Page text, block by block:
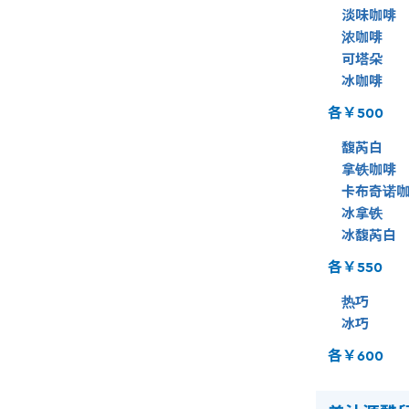
淡味咖啡
浓咖啡
可塔朵
冰咖啡
各￥500
馥芮白
拿铁咖啡
卡布奇诺
冰拿铁
冰馥芮白
各￥550
热巧
冰巧
各￥600